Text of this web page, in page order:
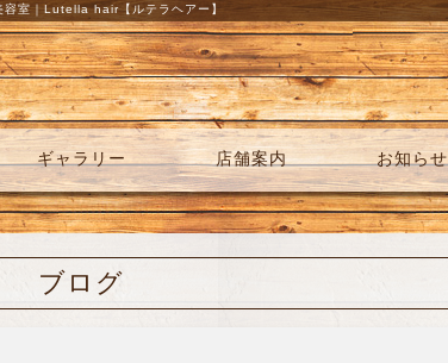
容室｜Lutella hair【ルテラヘアー】
ギャラリー 店舗案内 お知らせ
ブログ